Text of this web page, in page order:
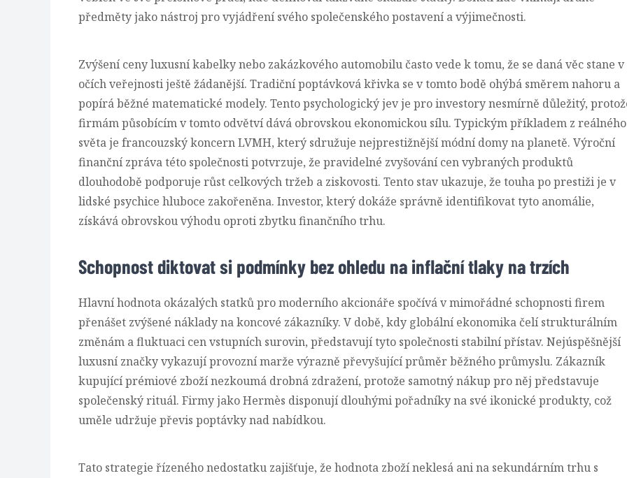
předměty jako nástroj pro vyjádření svého společenského postavení a výjimečnosti.
Zvýšení ceny luxusní kabelky nebo zakázkového automobilu často vede k tomu, že se daná věc stane v
očích veřejnosti ještě žádanější. Tradiční poptávková křivka se v tomto bodě ohýbá směrem nahoru a
popírá běžné matematické modely. Tento psychologický jev je pro investory nesmírně důležitý,
firmám působícím v tomto odvětví dává obrovskou ekonomickou sílu. Typickým příkladem z reálného
světa je francouzský koncern LVMH, který sdružuje nejprestižnější módní domy na planetě. Výroční
finanční zpráva této společnosti potvrzuje, že pravidelné zvyšování cen vybraných produktů
dlouhodobě podporuje růst celkových tržeb a ziskovosti. Tento stav ukazuje, že touha po prestiži je v
lidské psychice hluboce zakořeněna. Investor, který dokáže správně identifikovat tyto anomálie,
získává obrovskou výhodu oproti zbytku finančního trhu.
Schopnost diktovat si podmínky bez ohledu na inflační tlaky na trzích
Hlavní hodnota okázalých statků pro moderního akcionáře spočívá v mimořádné schopnosti firem
přenášet zvýšené náklady na koncové zákazníky. V době, kdy globální ekonomika čelí strukturálním
změnám a fluktuaci cen vstupních surovin, představují tyto společnosti stabilní přístav. Nejúspěšnější
luxusní značky vykazují provozní marže výrazně převyšující průměr běžného průmyslu. Zákazník
kupující prémiové zboží nezkoumá drobná zdražení, protože samotný nákup pro něj představuje
společenský rituál. Firmy jako Hermès disponují dlouhými pořadníky na své ikonické produkty, což
uměle udržuje převis poptávky nad nabídkou.
Tato strategie řízeného nedostatku zajišťuje, že hodnota zboží neklesá ani na sekundárním trhu s